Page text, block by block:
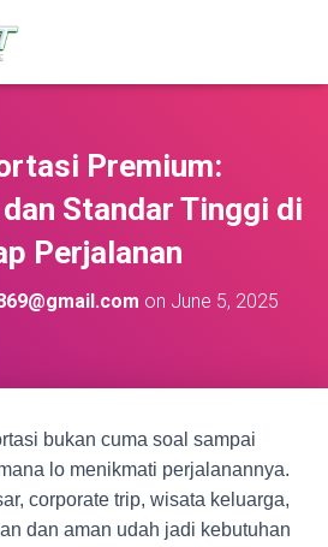
Premium:
Standar Tinggi di
Perjalanan
on June 5, 2025
bukan cuma soal sampai
lo menikmati perjalanannya.
corporate trip, wisata keluarga,
dan aman udah jadi kebutuhan